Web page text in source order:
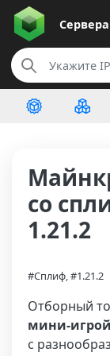
Сервера
со
1.21.2
#Сплиф, #1.21.2
Отборный
мини-
с